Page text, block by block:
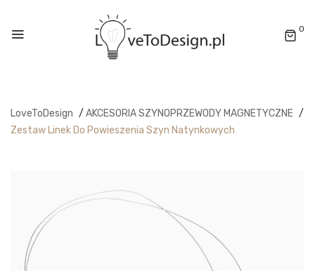
0
LoveToDesign / AKCESORIA SZYNOPRZEWODY MAGNETYCZNE /
Zestaw Linek Do Powieszenia Szyn Natynkowych